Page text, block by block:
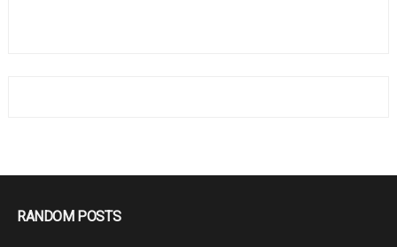
RANDOM POSTS